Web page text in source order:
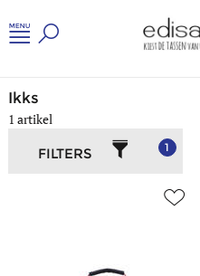
Ikks
1 artikel
FILTERS
1